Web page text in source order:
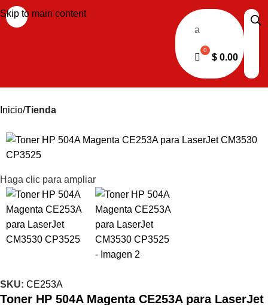
Skip to main content
a
$ 0.00
Inicio Tienda
Haga clic para ampliar
SKU: CE253A
Toner HP 504A Magenta CE253A para LaserJet